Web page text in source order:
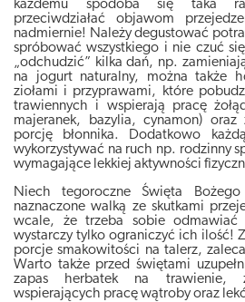
każdemu spodoba się taka
przeciwdziałać objawom
nadmiernie! Należy degustować
spróbować wszystkiego i nie czuć
„odchudzić” kilka dań, np.
na jogurt naturalny, można także
ziołami i przyprawami, które
trawiennych i wspierają pracę
majeranek, bazylia, cynamon)
porcję błonnika. Dodatkowo
wykorzystywać na ruch np. rodzinny
wymagające lekkiej aktywności
Niech tegoroczne Święta
naznaczone walką ze skutkami
wcale, że trzeba sobie odmawiać
wystarczy tylko ograniczyć ich ilość!
porcje smakowitości na talerz,
Warto także przed świętami
zapas herbatek na trawienie,
wspierających pracę wątroby oraz